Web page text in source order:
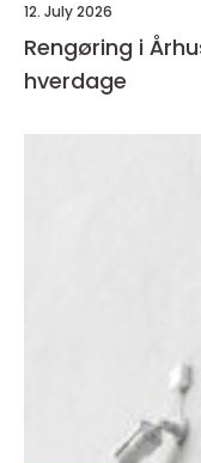
12. July 2026
Rengøring i
hverdage